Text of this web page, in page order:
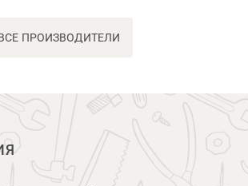
ПРОИЗВОДИТЕЛИ